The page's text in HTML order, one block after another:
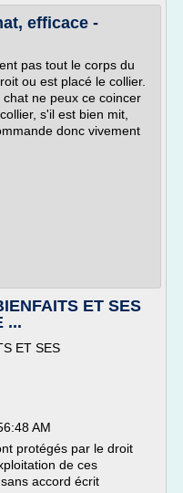
efficace -
pas tout le corps du
ou est placé le collier.
ne peux ce coincer
s'il est bien mit,
donc vivement
ET SES
...
ET SES
AM
protégés par le droit
de ces
accord écrit